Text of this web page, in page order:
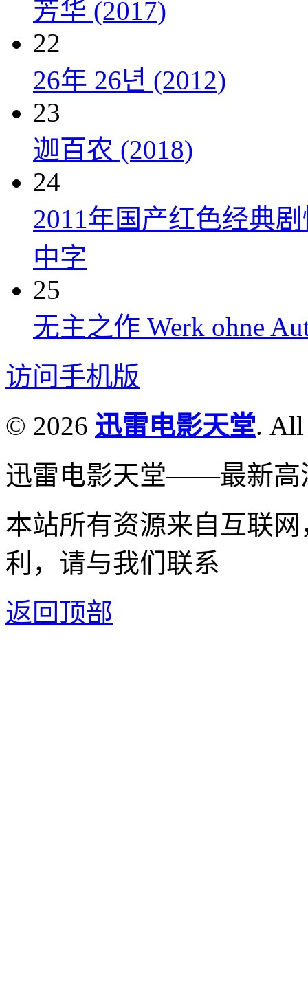
芳华 (2017)
22
26年 26년 (2012)
23
迦百农 (2018)
24
2011年国产红色经典
中字
25
无主之作 Werk ohne
访问手机版
© 2026 迅雷电影天堂. All
迅雷电影天堂——最新高
本站所有资源来自互联
利，请与我们联系
返回顶部